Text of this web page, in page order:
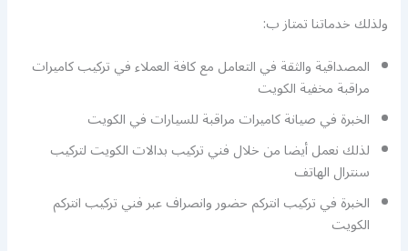
ولذلك خدماتنا تمتاز ب:
المصداقية والثقة في التعامل مع كافة العملاء في تركيب كاميرات
مراقبة مخفية الكويت
الخبرة في صيانة كاميرات مراقبة للسيارات في الكويت
لذلك نعمل أيضا من خلال فني تركيب بدالات الكويت لتركيب
سنترال الهاتف
الخبرة في تركيب انتركم حضور وانصراف عبر فني تركيب انتركم
الكويت